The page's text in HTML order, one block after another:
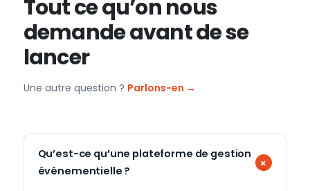
Tout ce qu’on nous
demande avant de se
lancer
Une autre question ? Parlons-en →
Qu’est-ce qu’une plateforme de gestion
événementielle ?